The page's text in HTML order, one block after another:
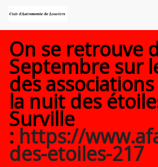
On se retrouve
Septembre sur
des
la nuit des
Surville
: https://
des-etoiles-217